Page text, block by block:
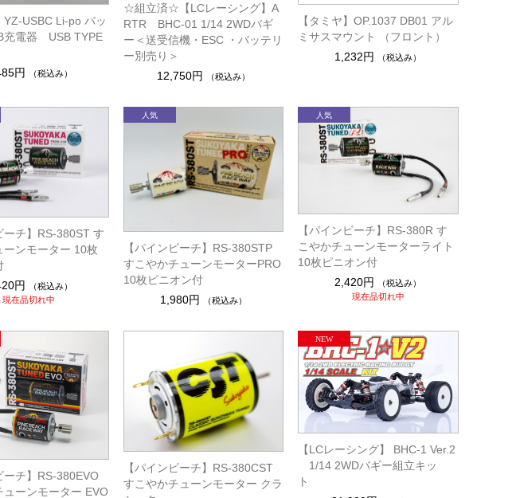
YZ-USBC Li-po バッ
充電器 USB TYPE
円
（税込み）
☆組立済☆【LCレーシング】A
RTR BHC-01 1/14 2WDバギ
ー＜送受信機・ESC ・バッテリ
ー別売り＞
12,750円
（税込み）
【タミヤ】OP.1037 DB01 アル
ミサスマウント （フロント）
1,232円
（税込み）
ーチ】RS-380ST す
ーンモーター 10枚
円
（税込み）
現在品切れ中
【パインビーチ】RS-380STP
すこやかチューンモーターPRO
10枚ピニオン付
1,980円
（税込み）
【パインビーチ】RS-380R す
こやかチューンモーターライト
10枚ピニオン付
2,420円
（税込み）
現在品切れ中
ーチ】RS-380EVO
ューンモーター EVO
【パインビーチ】RS-380CST
すこやかチューンモーター クラ
【LCレーシング】 BHC-1 Ver.2
1/14 2WDバギー組立キッ
ト